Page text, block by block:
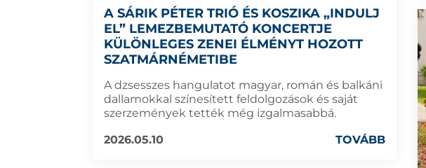
A SÁRIK PÉTER TRIÓ ÉS KOSZIKA „INDULJ
EL” LEMEZBEMUTATÓ KONCERTJE
KÜLÖNLEGES ZENEI ÉLMÉNYT HOZOTT
SZATMÁRNÉMETIBE
A dzsesszes hangulatot magyar, román és balkáni
dallamokkal színesített feldolgozások és saját
szerzemények tették még izgalmasabbá.
2026.05.10
TOVÁBB